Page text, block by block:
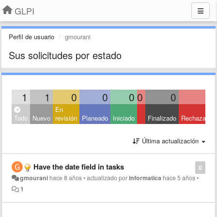
GLPI
Perfil de usuario gmourani
Sus solicitudes por estado
1 1 0 0 0 0 0
Todo Nuevo
En
revisión Planeado Iniciado Finalizado Rechazado
Última actualización
0
Have the date field in tasks
gmourani hace 8 años•actualizado porinformatica hace 5 años•
1